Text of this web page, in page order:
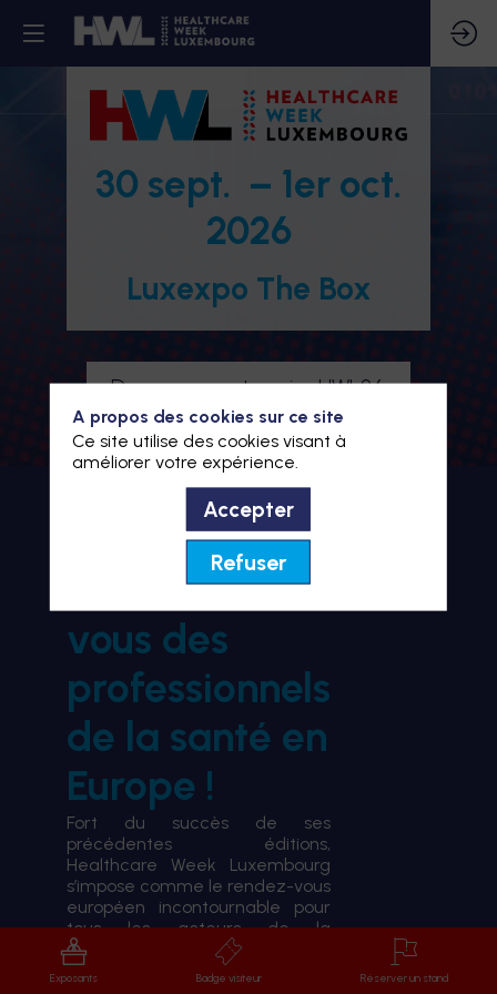
30 sept. – 1er oct.
2026
Luxexpo The Box
Devenez partenaire HWL26
Je m'inscris à HWL26
BIENVENUE À HWL26
le rendez-
vous des
professionnels
de la santé en
Europe !
Fort du succès de ses
précédentes éditions,
Healthcare Week Luxembourg
s’impose comme le rendez-vous
européen incontournable pour
tous les acteurs de la
transformation du système de
santé.
Exposants Badge visiteur Réserver un stand
A propos des cookies sur ce site
Ce site utilise des cookies visant à
améliorer votre expérience.
Accepter
Refuser